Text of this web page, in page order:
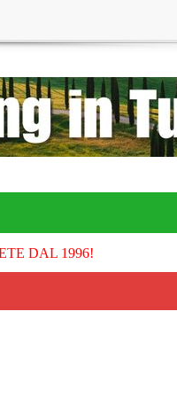
DAL 1996!